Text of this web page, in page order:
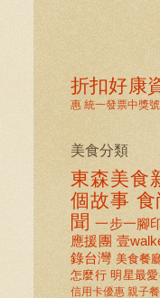
折扣好康
惠 統一發票中獎
美食分類
東森美食
個故事 食
聞 一步一腳
應援團 壹
錄台灣 美食餐
怎麼行 明星最
信用卡優惠 親子